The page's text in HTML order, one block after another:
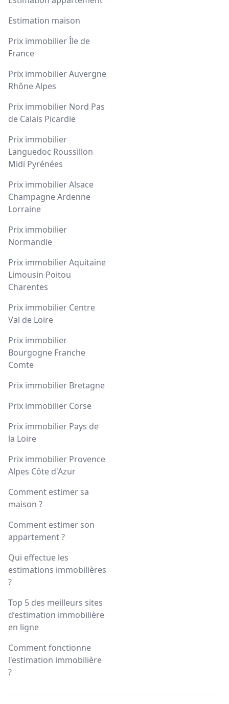
Estimation maison
Prix immobilier Île de
France
Prix immobilier Auvergne
Rhône Alpes
Prix immobilier Nord Pas
de Calais Picardie
Prix immobilier
Languedoc Roussillon
Midi Pyrénées
Prix immobilier Alsace
Champagne Ardenne
Lorraine
Prix immobilier
Normandie
Prix immobilier Aquitaine
Limousin Poitou
Charentes
Prix immobilier Centre
Val de Loire
Prix immobilier
Bourgogne Franche
Comte
Prix immobilier Bretagne
Prix immobilier Corse
Prix immobilier Pays de
la Loire
Prix immobilier Provence
Alpes Côte d'Azur
Comment estimer sa
maison ?
Comment estimer son
appartement ?
Qui effectue les
estimations immobilières
?
Top 5 des meilleurs sites
d’estimation immobilière
en ligne
Comment fonctionne
l'estimation immobilière
?